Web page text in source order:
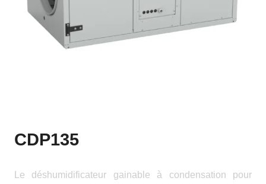
CDP135
Le déshumidificateur gainable à condensation pour